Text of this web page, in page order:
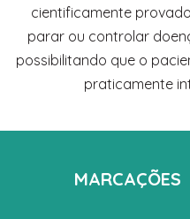
cientificamente
parar ou controlar
possibilitando que o
praticamente
MARCAÇÕES